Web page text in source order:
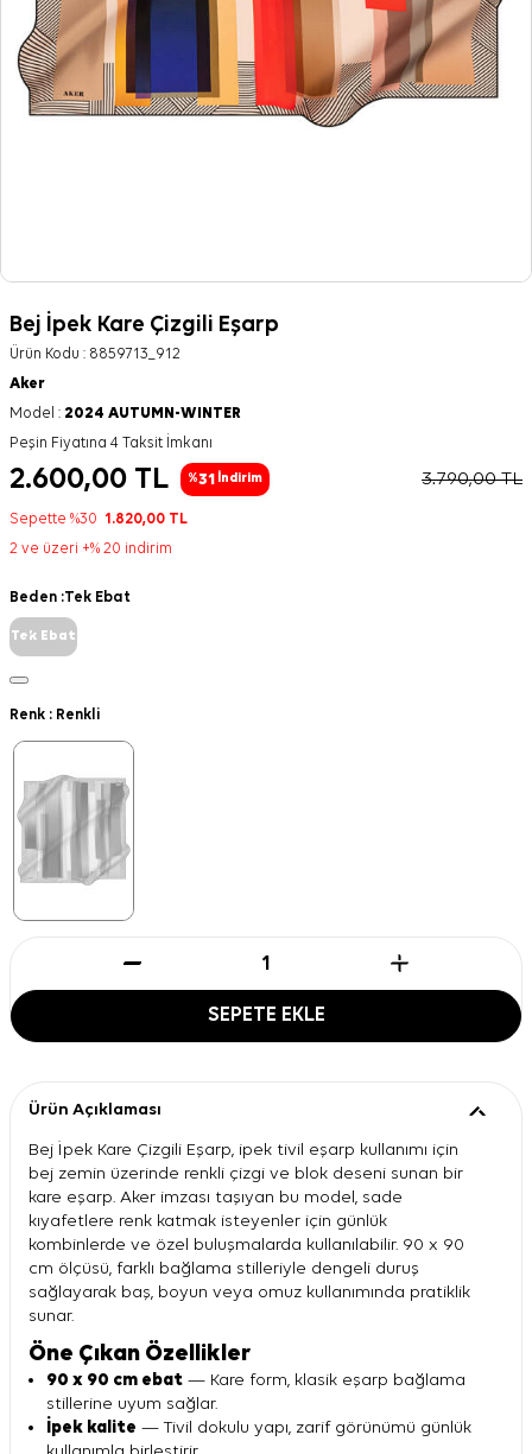
Bej İpek Kare Çizgili Eşarp
Ürün Kodu : 8859713_912
Aker
Model : 2024 AUTUMN-WINTER
Peşin Fiyatına 4 Taksit İmkanı
2.600,00 TL %31 İndirim 3.790,00TL
Sepette %30 1.820,00 TL
2 ve üzeri +% 20 indirim
Beden :Tek Ebat
Tek Ebat
Renk : Renkli
SEPETE EKLE
Ürün Açıklaması
Bej İpek Kare Çizgili Eşarp, ipek tivil eşarp kullanımı için
bej zemin üzerinde renkli çizgi ve blok deseni sunan bir
kare eşarp. Aker imzası taşıyan bu model, sade
kıyafetlere renk katmak isteyenler için günlük
kombinlerde ve özel buluşmalarda kullanılabilir. 90 x 90
cm ölçüsü, farklı bağlama stilleriyle dengeli duruş
sağlayarak baş, boyun veya omuz kullanımında pratiklik
sunar.
Öne Çıkan Özellikler
90 x 90 cm ebat — Kare form, klasik eşarp bağlama
stillerine uyum sağlar.
İpek kalite — Tivil dokulu yapı, zarif görünümü günlük